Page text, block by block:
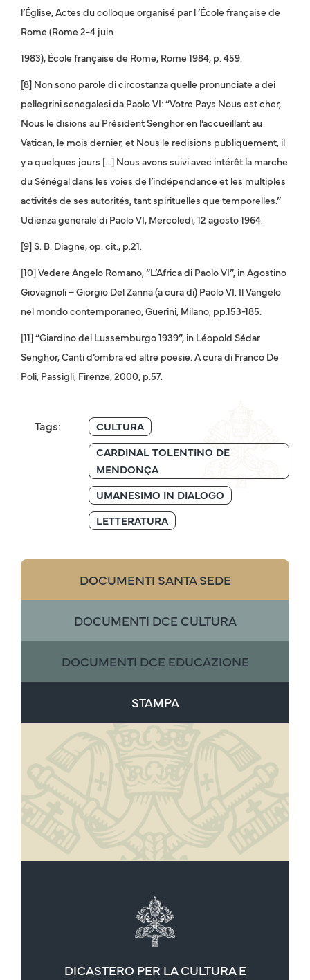
l’Église, Actes du colloque organisé par l ’École française de
Rome (Rome 2-4 juin
1983), École française de Rome, Rome 1984, p. 459.
[8] Non sono parole di circostanza quelle pronunciate a dei
pellegrini senegalesi da Paolo VI: “Votre Pays Nous est cher,
Nous le disions au Président Senghor en l’accueillant au
Vatican, le mois dernier, et Nous le redisions publiquement, il
y a quelques jours […] Nous avons suivi avec intérêt la marche
du Sénégal dans les voies de l’indépendance et les multiples
activités de ses autorités, tant spirituelles que temporelles.”
Udienza generale di Paolo VI, Mercoledì, 12 agosto 1964.
[9] S. B. Diagne, op. cit., p.21.
[10] Vedere Angelo Romano, “L’Africa di Paolo VI”, in Agostino
Giovagnoli – Giorgio Del Zanna (a cura di) Paolo VI. Il Vangelo
nel mondo contemporaneo, Guerini, Milano, pp.153-185.
[11] “Giardino del Lussemburgo 1939”, in Léopold Sédar
Senghor, Canti d’ombra ed altre poesie. A cura di Franco De
Poli, Passigli, Firenze, 2000, p.57.
Tags:
CULTURA
CARDINAL TOLENTINO DE
MENDONÇA
UMANESIMO IN DIALOGO
LETTERATURA
DOCUMENTI SANTA SEDE
DOCUMENTI DCE CULTURA
DOCUMENTI DCE EDUCAZIONE
STAMPA
DICASTERO PER LA CULTURA E